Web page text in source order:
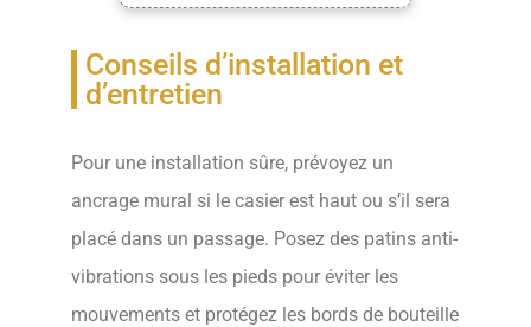
Conseils d’installation et
d’entretien
Pour une installation sûre, prévoyez un
ancrage mural si le casier est haut ou s’il sera
placé dans un passage. Posez des patins anti-
vibrations sous les pieds pour éviter les
mouvements et protégez les bords de bouteille